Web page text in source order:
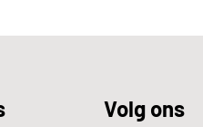
Volg ons